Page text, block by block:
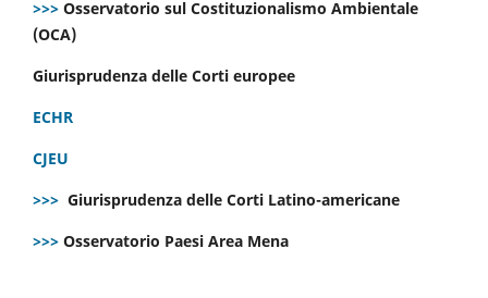
>>> Osservatorio sul Costituzionalismo Ambientale
(OCA)
Giurisprudenza delle Corti europee
ECHR
CJEU
>>> Giurisprudenza delle Corti Latino-americane
>>> Osservatorio Paesi Area Mena